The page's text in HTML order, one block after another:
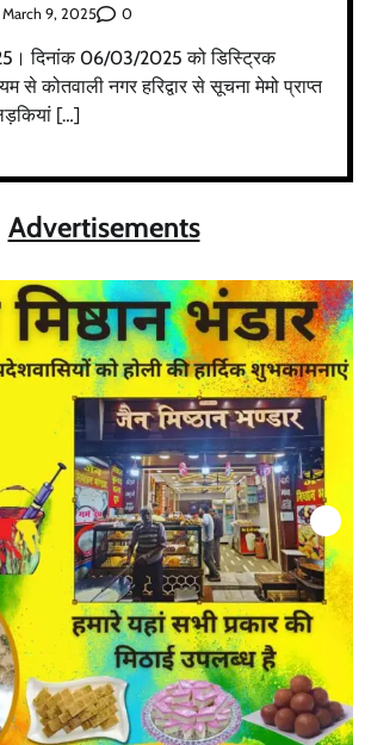
March 9, 2025 0
दिनांक 06/03/2025 को डिस्ट्रिक
से कोतवाली नगर हरिद्वार से सूचना मेमो प्राप्त
[…]
Advertisements